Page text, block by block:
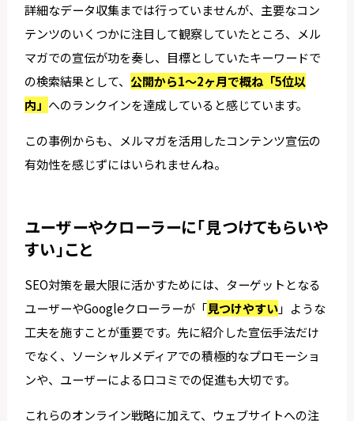
詳細なデータ収集までは行っていませんが、主要なコン
テンツのいくつかに注目して観察していたところ、メル
マガでの宣伝が功を奏し、目標としていたキーワードで
の検索結果として、公開から1～2ヶ月で概ね「5位以
内」 へのランクインを達成していると感じています。
この事例からも、メルマガを活用したコンテンツ宣伝の
有効性を感じずにはいられませんね。
ユーザーやクローラーに「見つけてもらいや
すい」こと
SEO対策を最大限に活かすためには、ターゲットとなる
ユーザーやGoogleクローラーが「見つけやすい」ような
工夫を施すことが重要です。先に紹介した宣伝手法だけ
でなく、ソーシャルメディアでの積極的なプロモーショ
ンや、ユーザーによる口コミでの促進も大切です。
これらのオンライン戦略に加えて、ウェブサイトへの注